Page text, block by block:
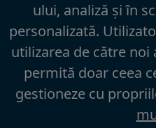
ului, analiză şi în
personalizată.
utilizarea de către noi
permită doar ceea
gestioneze cu